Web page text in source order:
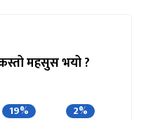
महसुस भयो ?
19% 2%